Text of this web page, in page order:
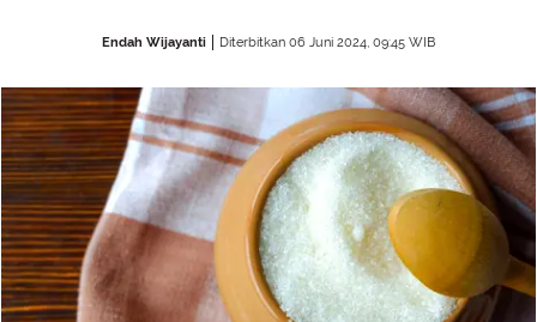
Endah Wijayanti Diterbitkan 06 Juni 2024, 09:45 WIB